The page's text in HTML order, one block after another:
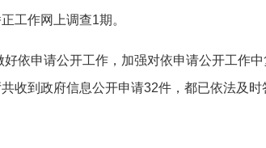
工作网上调查1期。
好依申请公开工作，加强对依申请公开工作
收到政府信息公开申请32件，都已依法及时